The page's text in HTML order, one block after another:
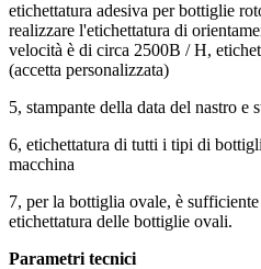
etichettatura adesiva per bottiglie
realizzare l'etichettatura di
velocità è di circa 2500B / H,
(accetta personalizzata)
5, stampante della data del nastro e
6, etichettatura di tutti i tipi di
macchina
7, per la bottiglia ovale, è
etichettatura delle bottiglie ovali.
Parametri tecnici